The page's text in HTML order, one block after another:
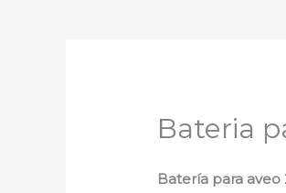
Bateria
Batería para aveo